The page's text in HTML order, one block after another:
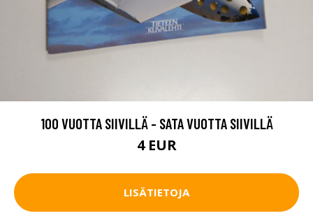
100 VUOTTA SIIVILLÄ - SATA VUOTTA SIIVILLÄ
4 EUR
LISÄTIETOJA